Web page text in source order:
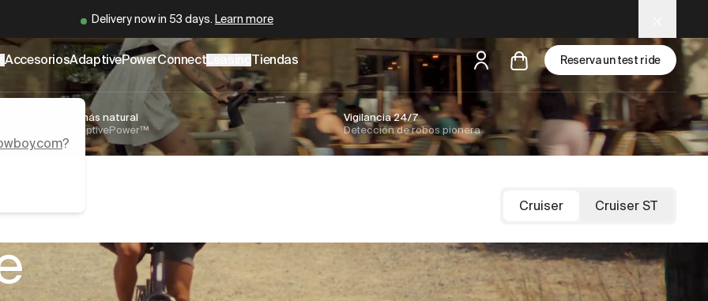
Cowboy ha vuelto.Descubre más
AccesoriosAdaptivePowerConnect Tiendas Reserva un test ride
perohay un test ride cerca
Pedaleo de lo más natural
Tecnología AdaptivePower™
Vigilancia 24/7
Detección de robos pionera
Cruiser Cruiser ST
?